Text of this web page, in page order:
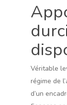
Véritable
régime de
d’un